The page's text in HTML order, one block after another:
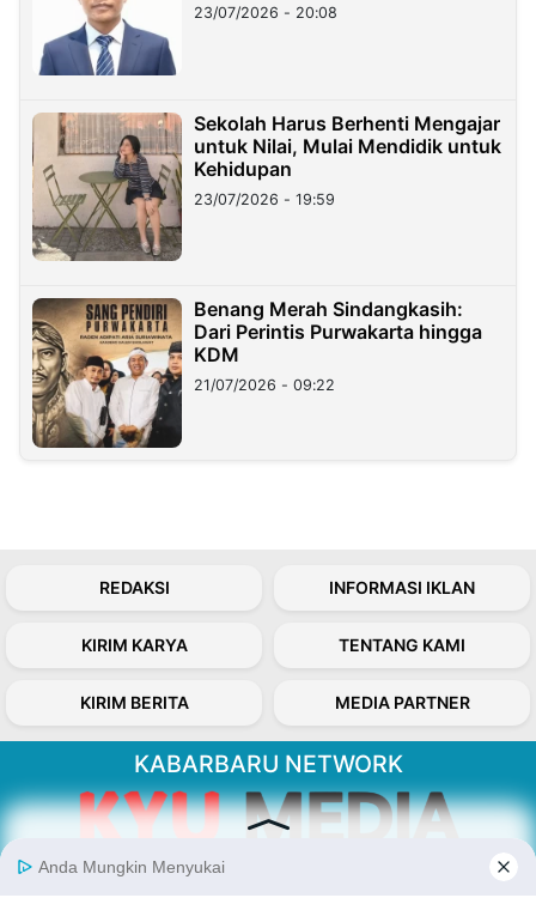
23/07/2026 - 20:08
Sekolah Harus Berhenti Mengajar
untuk Nilai, Mulai Mendidik untuk
Kehidupan
23/07/2026 - 19:59
Benang Merah Sindangkasih:
Dari Perintis Purwakarta hingga
KDM
21/07/2026 - 09:22
REDAKSI INFORMASI IKLAN
KIRIM KARYA TENTANG KAMI
KIRIM BERITA MEDIA PARTNER
KABARBARU NETWORK